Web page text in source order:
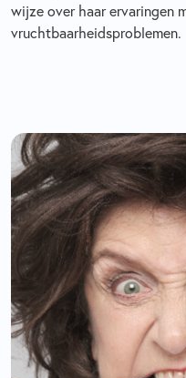
wijze over haar ervaringen
vruchtbaarheidsproblemen.